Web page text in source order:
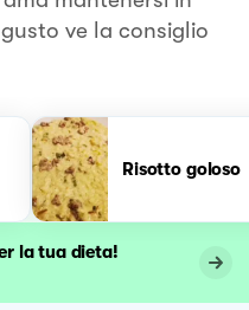
ve la consiglio
Risotto goloso
la tua dieta!